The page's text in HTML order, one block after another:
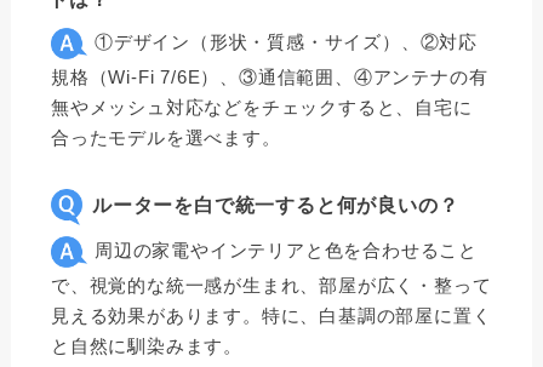
①デザイン（形状・質感・サイズ）、②対応
規格（Wi-Fi 7/6E）、③通信範囲、④アンテナの有
無やメッシュ対応などをチェックすると、自宅に
合ったモデルを選べます。
ルーターを白で統一すると何が良いの？
周辺の家電やインテリアと色を合わせること
で、視覚的な統一感が生まれ、部屋が広く・整って
見える効果があります。特に、白基調の部屋に置く
と自然に馴染みます。